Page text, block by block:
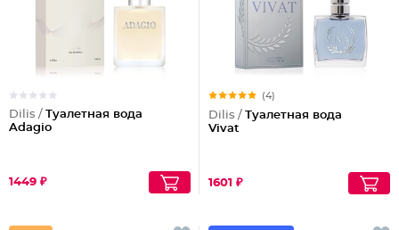
Dilis / Туалетная вода
Adagio
1449 ₽
(4)
Dilis / Туалетная вода
Vivat
1601 ₽